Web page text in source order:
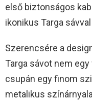
első biztonságos
ikonikus Targa
Szerencsére a
Targa sávot nem
csupán egy finom
metalikus